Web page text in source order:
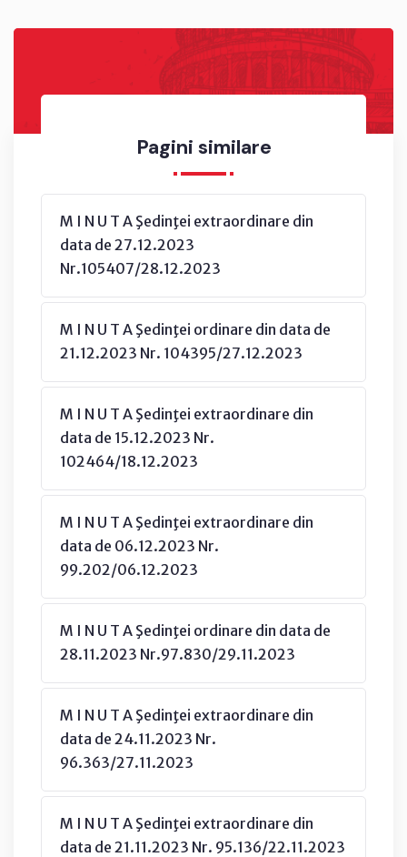
Pagini similare
M I N U T A Şedinţei extraordinare din
data de 27.12.2023
Nr.105407/28.12.2023
M I N U T A Şedinţei ordinare din data de
21.12.2023 Nr. 104395/27.12.2023
M I N U T A Şedinţei extraordinare din
data de 15.12.2023 Nr.
102464/18.12.2023
M I N U T A Şedinţei extraordinare din
data de 06.12.2023 Nr.
99.202/06.12.2023
M I N U T A Şedinţei ordinare din data de
28.11.2023 Nr.97.830/29.11.2023
M I N U T A Şedinţei extraordinare din
data de 24.11.2023 Nr.
96.363/27.11.2023
M I N U T A Şedinţei extraordinare din
data de 21.11.2023 Nr. 95.136/22.11.2023